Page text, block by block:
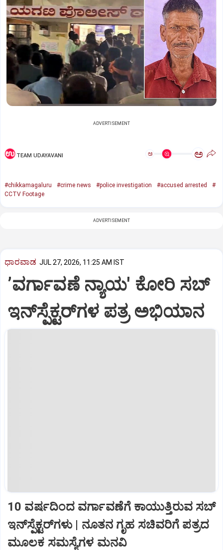
ADVERTISEMENT
TEAM UDAYAVANI ಅ ಅ
#chikkamagaluru #crime news #police investigation #accused arrested
#
CCTV Footage
ADVERTISEMENT
ಧಾರವಾಡ JUL 27, 2026, 11:25 AM IST
ʼವರ್ಗಾವಣೆ ನ್ಯಾಯ' ಕೋರಿ ಸಬ್‌
ಇನ್‌ಸ್ಪೆಕ್ಟರ್‌ಗಳ ಪತ್ರ ಅಭಿಯಾನ
10 ವರ್ಷದಿಂದ ವರ್ಗಾವಣೆಗೆ ಕಾಯುತ್ತಿರುವ ಸಬ್‌
ಇನ್‌ಸ್ಪೆಕ್ಟರ್‌ಗಳು | ನೂತನ ಗೃಹ ಸಚಿವರಿಗೆ ಪತ್ರದ
ಮೂಲಕ ಸಮಸ್ಯೆಗಳ ಮನವಿ